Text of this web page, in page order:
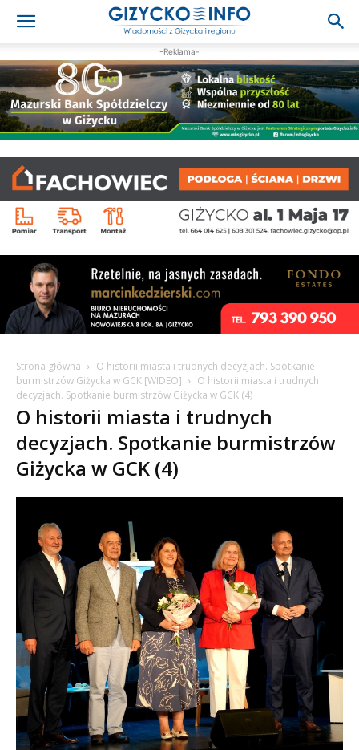
-Reklama-
Strona główna
O historii miasta i trudnych decyzjach. Spotkanie
burmistrzów Giżycka w GCK [WIDEO]
O historii miasta i trudnych
decyzjach. Spotkanie burmistrzów Giżycka w GCK (4)
O historii miasta i trudnych
decyzjach. Spotkanie burmistrzów
Giżycka w GCK (4)